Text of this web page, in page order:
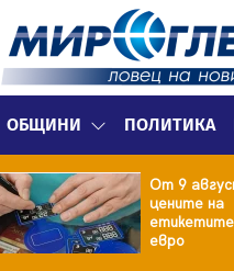
ОБЩИНИ ПОЛИТИКА
От 9
цените на
евро